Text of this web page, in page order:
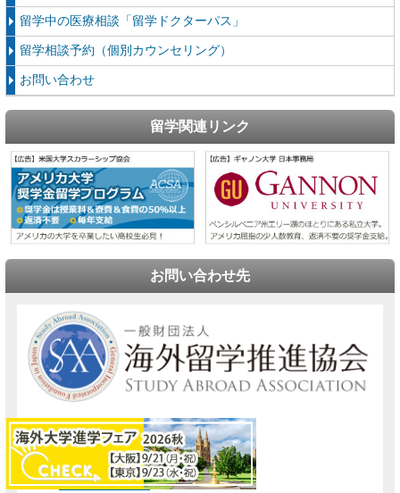
留学中の医療相談「留学ドクターパス」
留学相談予約（個別カウンセリング）
お問い合わせ
留学関連リンク
お問い合わせ先
〒160-0023
東京都新宿区西新宿1-4-11
全研プラザビルB1F
TEL：03-6858-1581